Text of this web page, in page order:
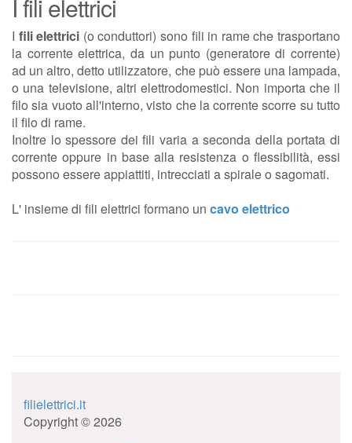
I fili elettrici
I fili elettrici (o conduttori) sono fili in rame che trasportano
la corrente elettrica, da un punto (generatore di corrente)
ad un altro, detto utilizzatore, che può essere una lampada,
o una televisione, altri elettrodomestici. Non importa che il
filo sia vuoto all'interno, visto che la corrente scorre su tutto
il filo di rame.
Inoltre lo spessore dei fili varia a seconda della portata di
corrente oppure in base alla resistenza o flessibilità, essi
possono essere appiattiti, intrecciati a spirale o sagomati.
L' insieme di fili elettrici formano un cavo elettrico
filielettrici.it
Copyright © 2026